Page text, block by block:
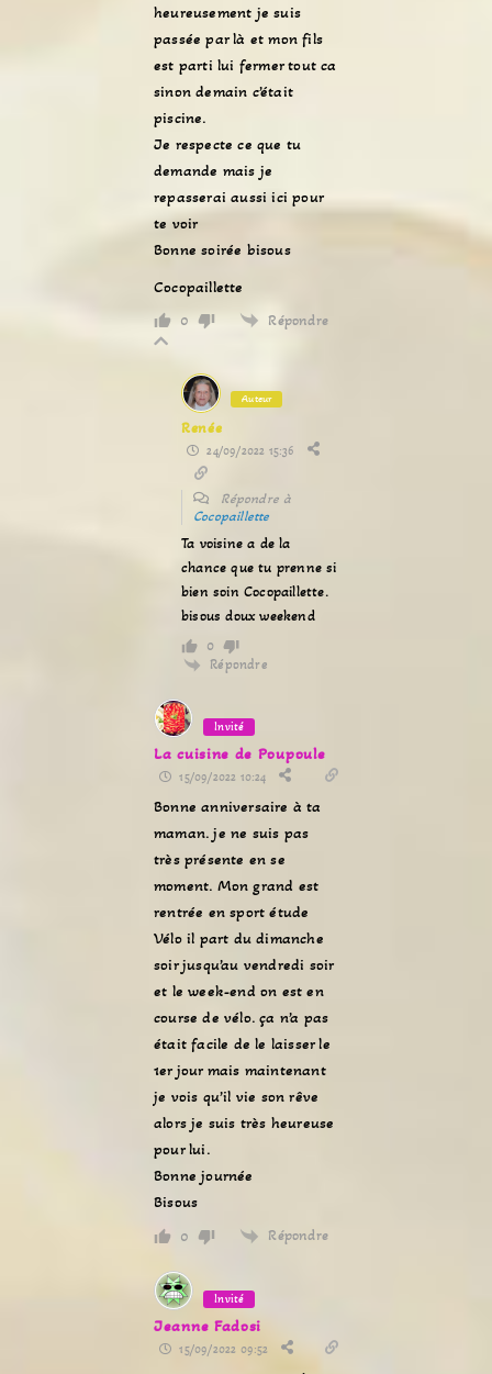
heureusement je suis
passée par là et mon fils
est parti lui fermer tout ca
sinon demain c’était
piscine.
Je respecte ce que tu
demande mais je
repasserai aussi ici pour
te voir
Bonne soirée bisous
Cocopaillette
0 Répondre
Auteur
Renée
24/09/2022 15:36
Répondre à
Cocopaillette
Ta voisine a de la
chance que tu prenne si
bien soin Cocopaillette.
bisous doux weekend
0
Répondre
Invité
La cuisine de Poupoule
15/09/2022 10:24
Bonne anniversaire à ta
maman. je ne suis pas
très présente en se
moment. Mon grand est
rentrée en sport étude
Vélo il part du dimanche
soir jusqu’au vendredi soir
et le week-end on est en
course de vélo. ça n’a pas
était facile de le laisser le
1er jour mais maintenant
je vois qu’il vie son rêve
alors je suis très heureuse
pour lui.
Bonne journée
Bisous
0 Répondre
Invité
Jeanne Fadosi
15/09/2022 09:52